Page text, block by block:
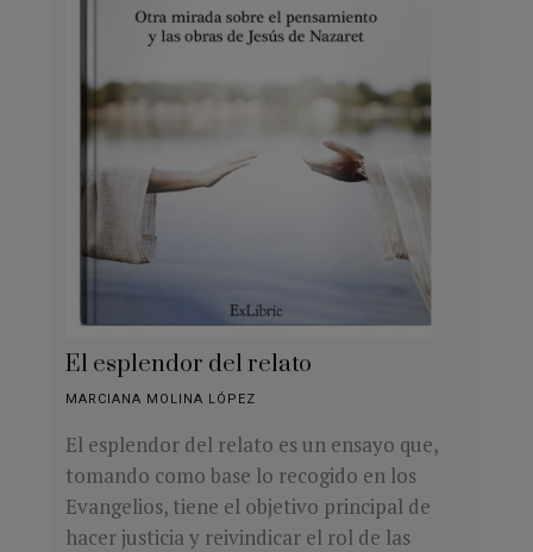
El esplendor del relato
MARCIANA MOLINA LÓPEZ
El esplendor del relato es un ensayo que,
tomando como base lo recogido en los
Evangelios, tiene el objetivo principal de
hacer justicia y reivindicar el rol de las